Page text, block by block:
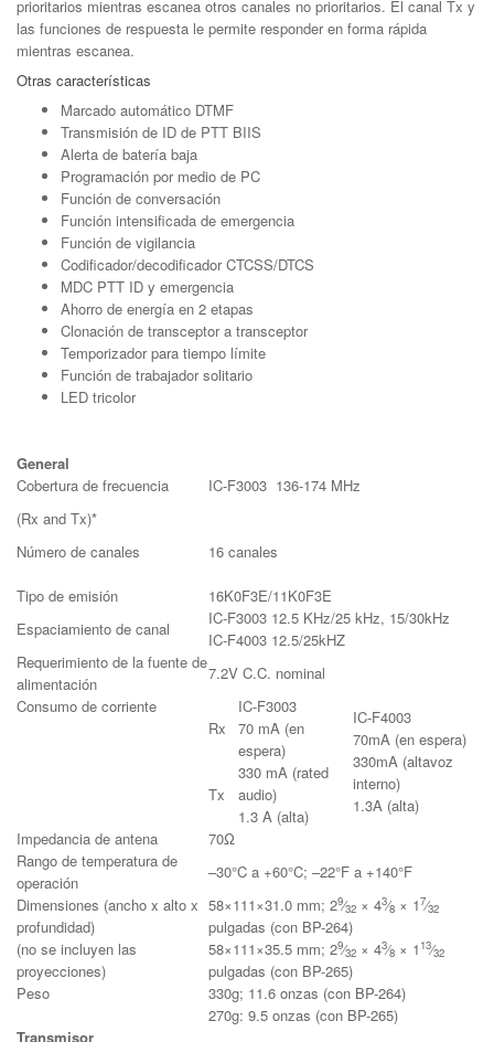
prioritarios mientras escanea otros canales no prioritarios. El canal Tx y
las funciones de respuesta le permite responder en forma rápida
mientras escanea.
Otras características
Marcado automático DTMF
Transmisión de ID de PTT BIIS
Alerta de batería baja
Programación por medio de PC
Función de conversación
Función intensificada de emergencia
Función de vigilancia
Codificador/decodificador CTCSS/DTCS
MDC PTT ID y emergencia
Ahorro de energía en 2 etapas
Clonación de transceptor a transceptor
Temporizador para tiempo límite
Función de trabajador solitario
LED tricolor
General
Cobertura de frecuencia
(Rx and Tx)*
IC-F3003 136-174 MHz
Número de canales 16 canales
Tipo de emisión
16K0F3E/11K0F3E
Espaciamiento de canal
IC-F3003 12.5 KHz/25 kHz, 15/30kHz
IC-F4003 12.5/25kHZ
Requerimiento de la fuente de
alimentación
7.2V C.C. nominal
Consumo de corriente
Rx
Tx
IC-F3003
70 mA (en
espera)
330 mA (rated
audio)
1.3 A (alta)
IC-F4003
70mA (en espera)
330mA (altavoz
interno)
1.3A (alta)
Impedancia de antena
70Ω
Rango de temperatura de
operación
–30°C a +60°C; –22°F a +140°F
Dimensiones (ancho x alto x
profundidad)
(no se incluyen las
proyecciones)
58×111×31.0 mm; 29⁄32 × 43⁄8 × 17⁄32
pulgadas (con BP-264)
58×111×35.5 mm; 29⁄32 × 43⁄8 × 1 13⁄32
pulgadas (con BP-265)
Peso
330g; 11.6 onzas (con BP-264)
270g: 9.5 onzas (con BP-265)
Transmisor